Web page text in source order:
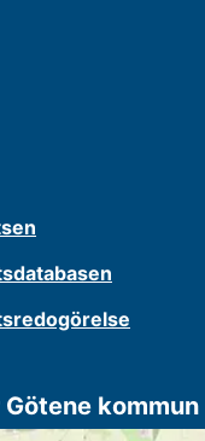
kommun